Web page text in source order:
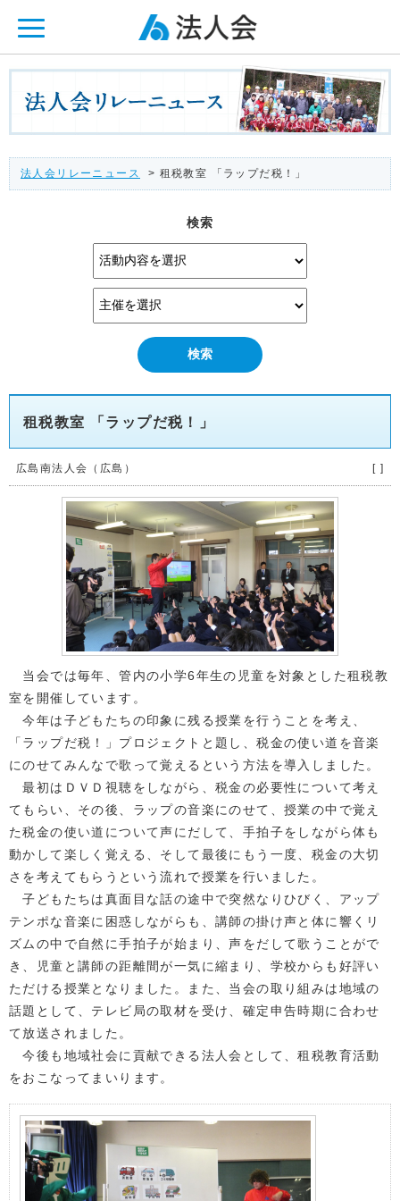
法人会リレーニュース > 租税教室 「ラップだ税！」
検索
租税教室 「ラップだ税！」
広島南法人会（広島） [ ]
当会では毎年、管内の小学6年生の児童を対象とした租税教
室を開催しています。
今年は子どもたちの印象に残る授業を行うことを考え、
「ラップだ税！」プロジェクトと題し、税金の使い道を音楽
にのせてみんなで歌って覚えるという方法を導入しました。
最初はＤＶＤ視聴をしながら、税金の必要性について考え
てもらい、その後、ラップの音楽にのせて、授業の中で覚え
た税金の使い道について声にだして、手拍子をしながら体も
動かして楽しく覚える、そして最後にもう一度、税金の大切
さを考えてもらうという流れで授業を行いました。
子どもたちは真面目な話の途中で突然なりひびく、アップ
テンポな音楽に困惑しながらも、講師の掛け声と体に響くリ
ズムの中で自然に手拍子が始まり、声をだして歌うことがで
き、児童と講師の距離間が一気に縮まり、学校からも好評い
ただける授業となりました。また、当会の取り組みは地域の
話題として、テレビ局の取材を受け、確定申告時期に合わせ
て放送されました。
今後も地域社会に貢献できる法人会として、租税教育活動
をおこなってまいります。